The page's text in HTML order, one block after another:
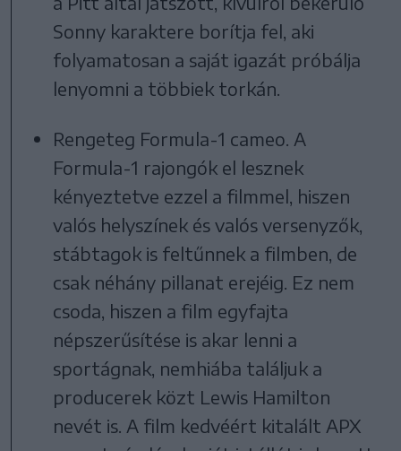
Sonny karaktere borítja fel, aki
folyamatosan a saját igazát próbálja
lenyomni a többiek torkán.
Rengeteg Formula-1 cameo. A
Formula-1 rajongók el lesznek
kényeztetve ezzel a filmmel, hiszen
valós helyszínek és valós versenyzők,
stábtagok is feltűnnek a filmben, de
csak néhány pillanat erejéig. Ez nem
csoda, hiszen a film egyfajta
népszerűsítése is akar lenni a
sportágnak, nemhiába találjuk a
producerek közt Lewis Hamilton
nevét is. A film kedvéért kitalált APX